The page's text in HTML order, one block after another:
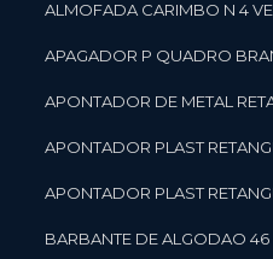
ALMOFADA CARIMBO N 4
APAGADOR P QUADRO
APONTADOR DE METAL
APONTADOR PLAST
APONTADOR PLAST
BARBANTE DE ALGODAO